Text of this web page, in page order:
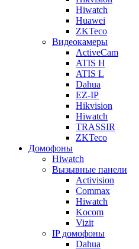
Hiwatch
Huawei
ZKTeco
Видеокамеры
ActiveCam
ATIS H
ATIS L
Dahua
EZ-IP
Hikvision
Hiwatch
TRASSIR
ZKTeco
Домофоны
Hiwatch
Вызывные панели
Activision
Commax
Hiwatch
Kocom
Vizit
IP домофоны
Dahua